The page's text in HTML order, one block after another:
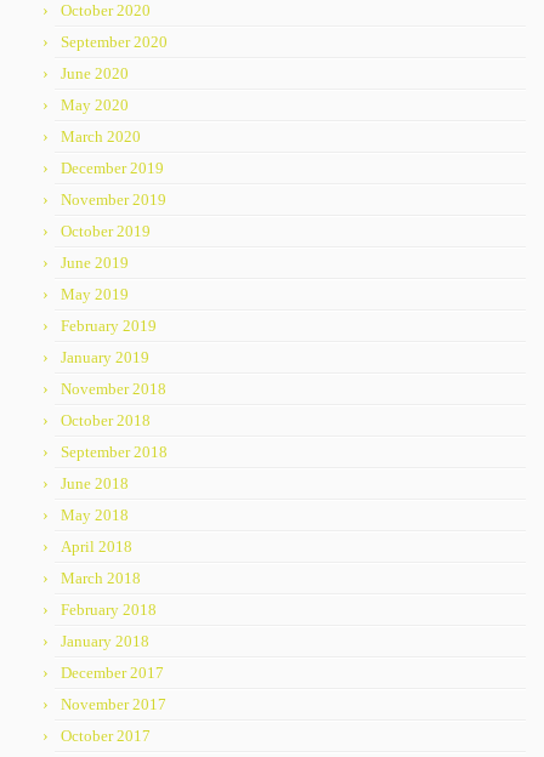
October 2020
September 2020
June 2020
May 2020
March 2020
December 2019
November 2019
October 2019
June 2019
May 2019
February 2019
January 2019
November 2018
October 2018
September 2018
June 2018
May 2018
April 2018
March 2018
February 2018
January 2018
December 2017
November 2017
October 2017